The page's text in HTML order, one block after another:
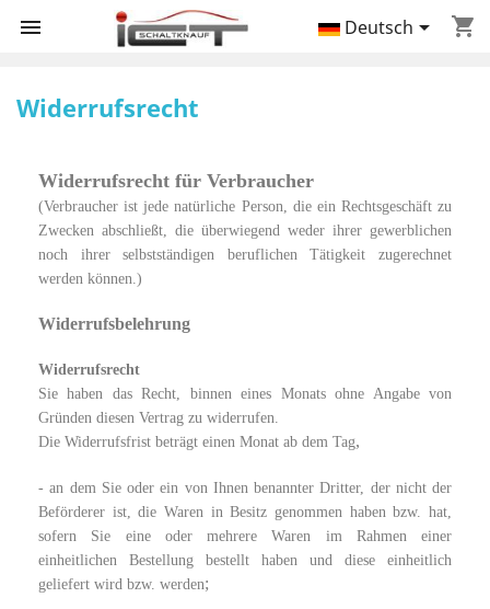
 shopping_cart
Deutsch
Widerrufsrecht
Widerrufsrecht für Verbraucher
(Verbraucher ist jede natürliche Person, die ein Rechtsgeschäft zu
Zwecken abschließt, die überwiegend weder ihrer gewerblichen
noch ihrer selbstständigen beruflichen Tätigkeit zugerechnet
werden können.)
Widerrufsbelehrung
Widerrufsrecht
Sie haben das Recht, binnen eines Monats ohne Angabe von
Gründen diesen Vertrag zu widerrufen.
Die Widerrufsfrist beträgt einen Monat ab dem Tag,
- an dem Sie oder ein von Ihnen benannter Dritter, der nicht der
Beförderer ist, die Waren in Besitz genommen haben bzw. hat,
sofern Sie eine oder mehrere Waren im Rahmen einer
einheitlichen Bestellung bestellt haben und diese einheitlich
geliefert wird bzw. werden;